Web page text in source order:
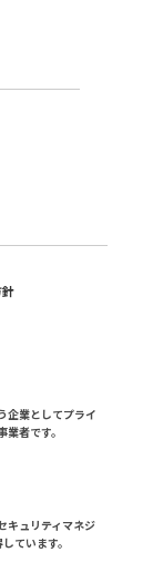
企業としてプライ
者です。
キュリティマネジ
ています。